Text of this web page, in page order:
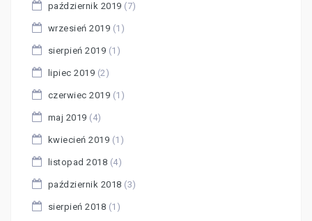
październik 2019 (7)
wrzesień 2019 (1)
sierpień 2019 (1)
lipiec 2019 (2)
czerwiec 2019 (1)
maj 2019 (4)
kwiecień 2019 (1)
listopad 2018 (4)
październik 2018 (3)
sierpień 2018 (1)